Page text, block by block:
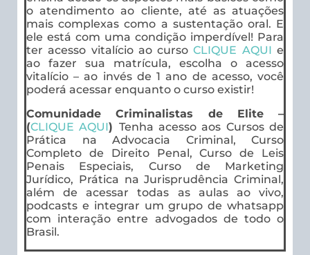
o atendimento ao cliente, até as atuações
mais complexas como a sustentação oral. E
ele está com uma condição imperdível! Para
ter acesso vitalício ao cursoCLIQUE AQUI e
ao fazer sua matrícula, escolha o acesso
vitalício – ao invés de 1 ano de acesso, você
poderá acessar enquanto o curso existir!
Comunidade Criminalistas de Elite –
(CLIQUE AQUI) Tenha acesso aos Cursos de
Prática na Advocacia Criminal, Curso
Completo de Direito Penal, Curso de Leis
Penais Especiais, Curso de Marketing
Jurídico, Prática na Jurisprudência Criminal,
além de acessar todas as aulas ao vivo,
podcasts e integrar um grupo de whatsapp
com interação entre advogados de todo o
Brasil.